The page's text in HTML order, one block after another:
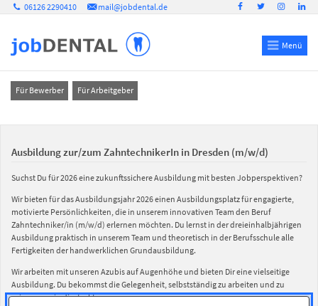
06126 2290410 mail@jobdental.de
Menü
Für Bewerber Für Arbeitgeber
Ausbildung zur/zum ZahntechnikerIn in Dresden (m/w/d)
Suchst Du für 2026 eine zukunftssichere Ausbildung mit besten Jobperspektiven?
Wir bieten für das Ausbildungsjahr 2026 einen Ausbildungsplatz für engagierte,
motivierte Persönlichkeiten, die in unserem innovativen Team den Beruf
Zahntechniker/in (m/w/d) erlernen möchten. Du lernst in der dreieinhalbjährigen
Ausbildung praktisch in unserem Team und theoretisch in der Berufsschule alle
Fertigkeiten der handwerklichen Grundausbildung.
Wir arbeiten mit unseren Azubis auf Augenhöhe und bieten Dir eine vielseitige
Ausbildung. Du bekommst die Gelegenheit, selbstständig zu arbeiten und zu
zeigen, was in dir steckt.